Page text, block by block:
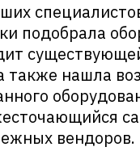
подобрала
также нашла
вендоров.